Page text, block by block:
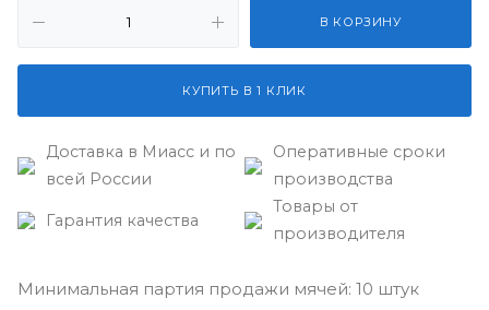
В КОРЗИНУ
КУПИТЬ В 1 КЛИК
Доставка в Миасс и по
всей России
Оперативные сроки
производства
Гарантия качества
Товары от
производителя
Минимальная партия продажи мячей: 10 штук